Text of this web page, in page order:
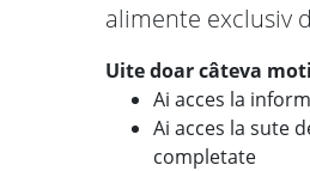
alimente exclusiv
Uite doar câteva
Ai acces la
Ai acces la sute
completate